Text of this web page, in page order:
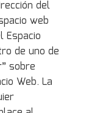
del
web
Espacio
de uno de
sobre
Web. La